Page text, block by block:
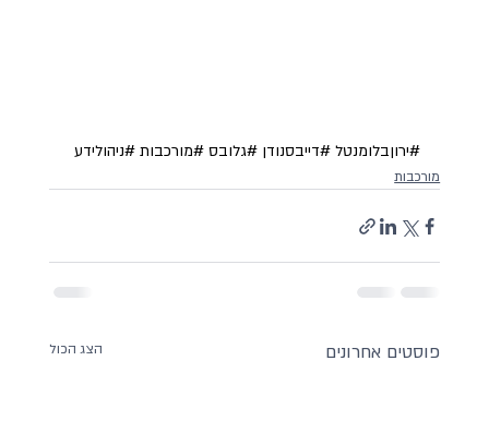
#ירוןבלומנטל #דייבסנודן #גלובס #מורכבות #ניהולידע
מורכבות
פוסטים אחרונים הצג הכול